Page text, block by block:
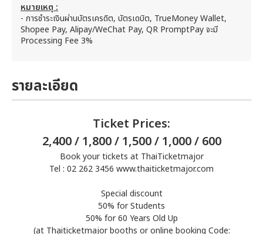
หมายเหตุ :
- การชำระเงินผ่านบัตรเครดิต, บัตรเดบิต, TrueMoney Wallet,
Shopee Pay, Alipay/WeChat Pay, QR PromptPay จะมี
Processing Fee 3%
รายละเอียด
Ticket Prices:
2,400 / 1,800 / 1,500 / 1,000 / 600
Book your tickets at ThaiTicketmajor
Tel : 02 262 3456 www.thaiticketmajor.com
Special discount
50% for Students
50% for 60 Years Old Up
(at Thaiticketmajor booths or online booking Code: